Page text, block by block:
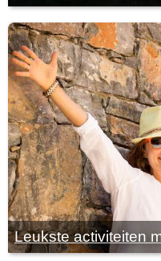
Leukste activiteiten